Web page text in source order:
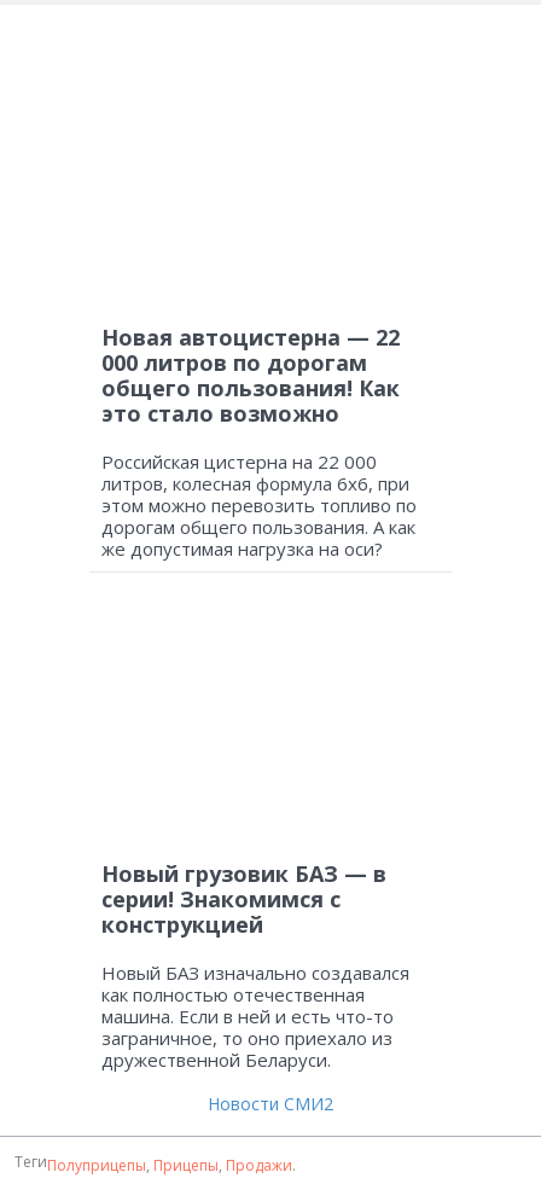
Новая автоцистерна — 22
000 литров по дорогам
общего пользования! Как
это стало возможно
Российская цистерна на 22 000
литров, колесная формула 6х6, при
этом можно перевозить топливо по
дорогам общего пользования. А как
же допустимая нагрузка на оси?
Новый грузовик БАЗ — в
серии! Знакомимся с
конструкцией
Новый БАЗ изначально создавался
как полностью отечественная
машина. Если в ней и есть что-то
заграничное, то оно приехало из
дружественной Беларуси.
Новости СМИ2
ТегиПолуприцепы, Прицепы, Продажи.